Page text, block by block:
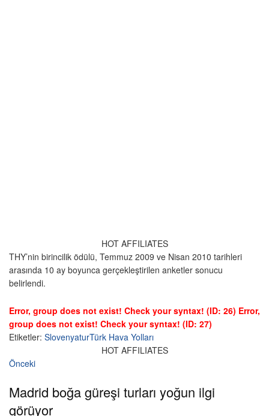
HOT AFFILIATES
THY’nin birincilik ödülü, Temmuz 2009 ve Nisan 2010 tarihleri
arasında 10 ay boyunca gerçekleştirilen anketler sonucu
belirlendi.
Error, group does not exist! Check your syntax! (ID: 26) Error,
group does not exist! Check your syntax! (ID: 27)
Etiketler: SlovenyaturTürk Hava Yolları
HOT AFFILIATES
Önceki
Madrid boğa güreşi turları yoğun ilgi
görüyor